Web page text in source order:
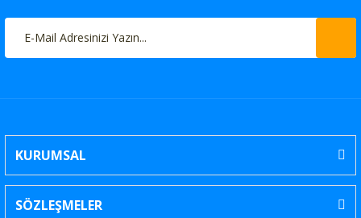
KURUMSAL
SÖZLEŞMELER